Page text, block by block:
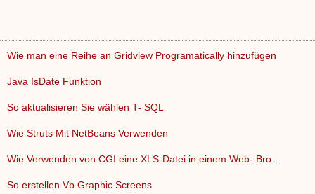
Wie man eine Reihe an Gridview Programatically hinzufügen
Java IsDate Funktion
So aktualisieren Sie wählen T- SQL
Wie Struts Mit NetBeans Verwenden
So erstellen Vb Graphic Screens